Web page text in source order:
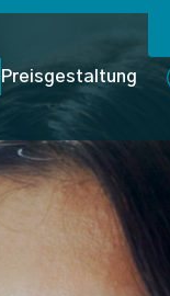
Preisgestaltung